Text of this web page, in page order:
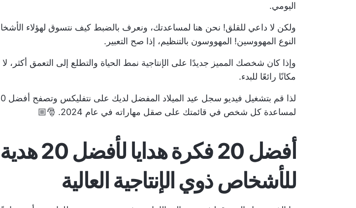
اليومي.
ولكن لا داعي للقلق! نحن هنا لمساعدتك، ونعرف بالضبط كيف نتسوق لهؤلاء
النوع المهووسين! المهووسون بالتنظيم، إذا صح التعبير.
وإذا كان شخصك المميز جديدًا على الإنتاجية نمط الحياة والتطلع إلى التعمق أكثر،
مكانًا رائعًا للبدء.
لمساعدة كل شخص في قائمتك على صقل مهاراته في عام 2024. 🎅🏼
أفضل 20 فكرة هدايا لأفضل 20 هدية
للأشخاص ذوي الإنتاجية العالية